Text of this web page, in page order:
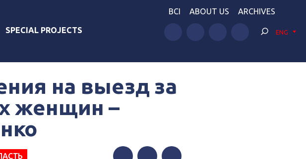
SPECIAL PROJECTS
BCI ABOUT US ARCHIVES
ENG
на выезд за
женщин –